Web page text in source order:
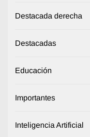
Destacada derecha
Destacadas
Educación
Importantes
Inteligencia Artificial